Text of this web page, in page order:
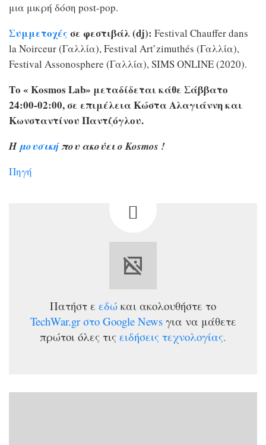
μια μικρή δόση post-pop.
Συμμετοχές σε φεστιβάλ (dj): Festival Chauffer dans
la Noirceur (Γαλλία), Festival Art’zimuthés (Γαλλία),
Festival Assonosphere (Γαλλία), SIMS ONLINE (2020).
Το « Kosmos Lab» μεταδίδεται κάθε Σάββατο
24:00-02:00, σε επιμέλεια Κώστα Αλαγιάννη και
Κωνσταντίνου Παντζόγλου.
Η μουσική που ακούει ο Kosmos !
Πηγή
Πατήστ ε εδώ και ακολουθήστε το
TechWar.gr στο Google News για να μάθετε
πρώτοι όλες τις ειδήσεις τεχνολογίας.